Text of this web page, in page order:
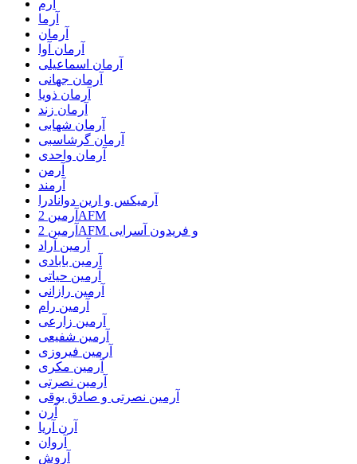
آرم
آرما
آرمان
آرمان آوا
آرمان اسماعیلی
آرمان جهانی
آرمان ذویا
آرمان زند
آرمان شهابی
آرمان گرشاسبی
آرمان واحدی
آرمن
آرمند
آرمیکس و ارین دوانادرا
آرمین 2AFM
آرمین 2AFM و فریدون آسرایی
آرمین آراد
آرمین بابادی
آرمین حیاتی
آرمین رازانی
آرمین رام
آرمین زارعی
آرمین شفیعی
آرمین فیروزی
آرمین مکری
آرمین نصرتی
آرمین نصرتی و صادق بوقی
آرن
آرن آریا
آروان
آروش